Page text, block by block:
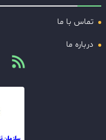
تماس با ما
درباره ما